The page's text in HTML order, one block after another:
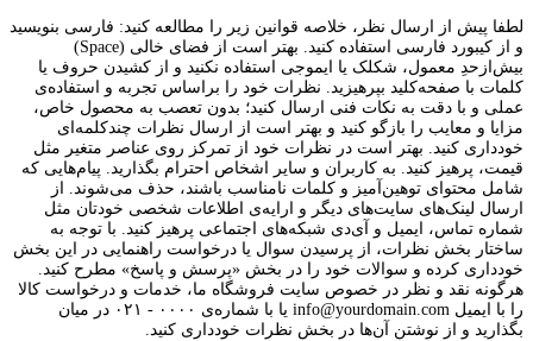
لطفا پیش از ارسال نظر، خلاصه قوانین زیر را مطالعه کنید: فارسی بنویسید
و از کیبورد فارسی استفاده کنید. بهتر است از فضای خالی (Space)
بیش‌از‌حدِ معمول، شکلک یا ایموجی استفاده نکنید و از کشیدن حروف یا
کلمات با صفحه‌کلید بپرهیزید. نظرات خود را براساس تجربه و استفاده‌ی
عملی و با دقت به نکات فنی ارسال کنید؛ بدون تعصب به محصول خاص،
مزایا و معایب را بازگو کنید و بهتر است از ارسال نظرات چندکلمه‌‌ای
خودداری کنید. بهتر است در نظرات خود از تمرکز روی عناصر متغیر مثل
قیمت، پرهیز کنید. به کاربران و سایر اشخاص احترام بگذارید. پیام‌هایی که
شامل محتوای توهین‌آمیز و کلمات نامناسب باشند، حذف می‌شوند. از
ارسال لینک‌های سایت‌های دیگر و ارایه‌ی اطلاعات شخصی خودتان مثل
شماره تماس، ایمیل و آی‌دی شبکه‌های اجتماعی پرهیز کنید. با توجه به
ساختار بخش نظرات، از پرسیدن سوال یا درخواست راهنمایی در این بخش
خودداری کرده و سوالات خود را در بخش «پرسش و پاسخ» مطرح کنید.
هرگونه نقد و نظر در خصوص سایت فروشگاه ما، خدمات و درخواست کالا
را با ایمیل info@yourdomain.com یا با شماره‌ی ۰۰۰۰ - ۰۲۱ در میان
بگذارید و از نوشتن آن‌ها در بخش نظرات خودداری کنید.